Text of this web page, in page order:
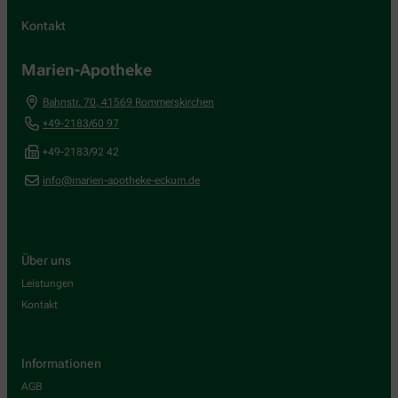
Kontakt
Marien-Apotheke
Bahnstr. 70 41569 Rommerskirchen
+49-2183/60 97
+49-2183/92 42
info@marien-apotheke-eckum.de
Über uns
Leistungen
Kontakt
Informationen
AGB